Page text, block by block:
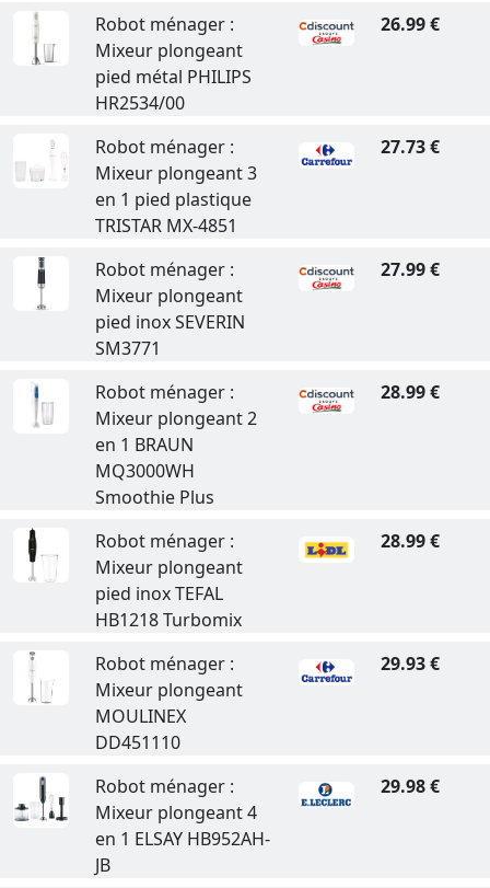
Robot ménager :
Mixeur plongeant
pied métal PHILIPS
HR2534/00
26.99 €
Robot ménager :
Mixeur plongeant 3
en 1 pied plastique
TRISTAR MX-4851
27.73 €
Robot ménager :
Mixeur plongeant
pied inox SEVERIN
SM3771
27.99 €
Robot ménager :
Mixeur plongeant 2
en 1 BRAUN
MQ3000WH
Smoothie Plus
28.99 €
Robot ménager :
Mixeur plongeant
pied inox TEFAL
HB1218 Turbomix
28.99 €
Robot ménager :
Mixeur plongeant
MOULINEX
DD451110
29.93 €
Robot ménager :
Mixeur plongeant 4
en 1 ELSAY HB952AH-
JB
29.98 €